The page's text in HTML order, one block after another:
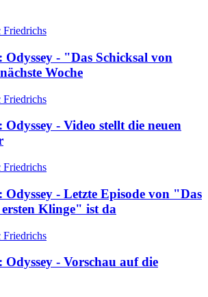
Friedrichs
Odyssey - "Das Schicksal von
Woche
Friedrichs
Odyssey - Video stellt die neuen
Friedrichs
Odyssey - Letzte Episode von "Das
Klinge" ist da
Friedrichs
Odyssey - Vorschau auf die